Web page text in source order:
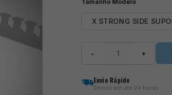
Tamanho Modelo
X STRONG SIDE
Side
Suport
− +
Envio Rápido
Envios em até 24 horas